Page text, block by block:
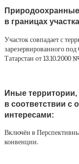
в границах
Участок совпадает с
зарезервированного
Татарстан от 13.10.2000
Иные
в соответствии
интересами:
Включён в
конвенции.